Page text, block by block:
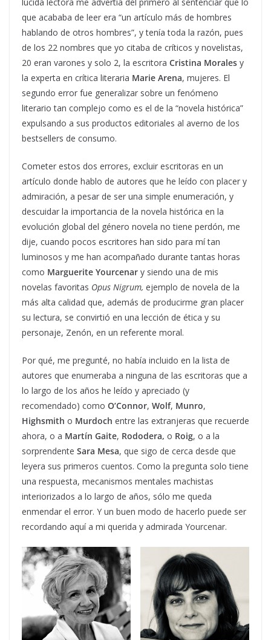
que acababa de leer era “un artículo más de hombres
hablando de otros hombres”, y tenía toda la razón, pues
de los 22 nombres que yo citaba de críticos y novelistas,
20 eran varones y solo 2, la escritora Cristina Morales y
la experta en crítica literaria Marie Arena, mujeres. El
segundo error fue generalizar sobre un fenómeno
literario tan complejo como es el de la “novela histórica”
expulsando a sus productos editoriales al averno de los
bestsellers de consumo.
Cometer estos dos errores, excluir escritoras en un
artículo donde hablo de autores que he leído con placer y
admiración, a pesar de ser una simple enumeración, y
descuidar la importancia de la novela histórica en la
evolución global del género novela no tiene perdón, me
dije, cuando pocos escritores han sido para mí tan
luminosos y me han acompañado durante tantas horas
como Marguerite Yourcenar y siendo una de mis
novelas favoritas Opus Nigrum, ejemplo de novela de la
más alta calidad que, además de producirme gran placer
su lectura, se convirtió en una lección de ética y su
personaje, Zenón, en un referente moral.
Por qué, me pregunté, no había incluido en la lista de
autores que enumeraba a ninguna de las escritoras que a
lo largo de los años he leído y apreciado (y
recomendado) como O’Connor, Wolf, Munro,
Highsmith o Murdoch entre las extranjeras que recuerde
ahora, o a Martín Gaite, Rododera, o Roig, o a la
sorprendente Sara Mesa, que sigo de cerca desde que
leyera sus primeros cuentos. Como la pregunta solo tiene
una respuesta, mecanismos mentales machistas
interiorizados a lo largo de años, sólo me queda
enmendar el error. Y un buen modo de hacerlo puede ser
recordando aquí a mi querida y admirada Yourcenar.